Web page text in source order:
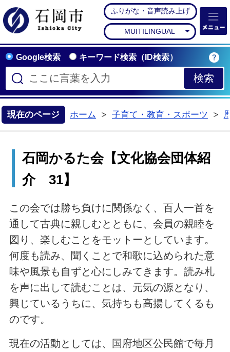
石岡市公式ホームペー
ふりがな・音声読み上げ
MUITILINGUAL
Google検索 キーワード検索（ID検索）
現在のページ ホーム
子育て・教育・スポーツ
石岡かるた会【文化協会団体紹
介 31】
この会では勝ち負けに関係なく、百人一首を
通して古典に親しむとともに、会員の親睦を
図り、楽しむことをモットーとしています。
何度も読み、聞くことで和歌に込められた意
味や風景も自ずと心にしみてきます。読み札
を声に出して読むことは、元気の源となり、
興じているうちに、気持ちも高揚してくるも
のです。
現在の活動としては、国府地区公民館で毎月